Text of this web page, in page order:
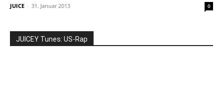
JUICE - 31. Januar 2013 0
JUICEY Tunes: US-Rap